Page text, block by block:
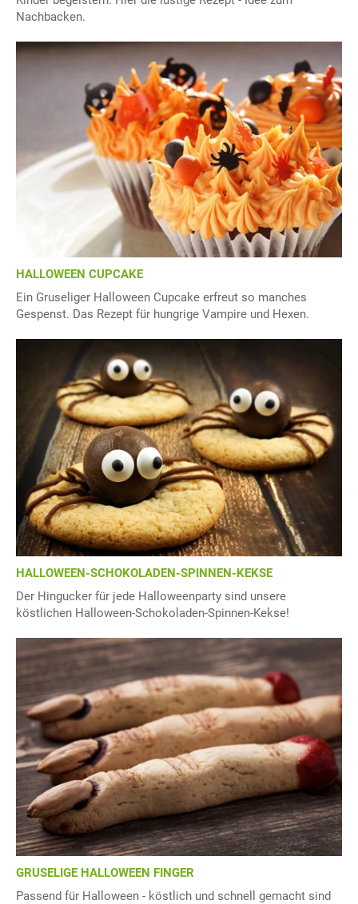
Nachbacken.
HALLOWEEN CUPCAKE
Ein Gruseliger Halloween Cupcake erfreut so manches
Gespenst. Das Rezept für hungrige Vampire und Hexen.
HALLOWEEN-SCHOKOLADEN-SPINNEN-KEKSE
Der Hingucker für jede Halloweenparty sind unsere
köstlichen Halloween-Schokoladen-Spinnen-Kekse!
GRUSELIGE HALLOWEEN FINGER
Passend für Halloween - köstlich und schnell gemacht sind